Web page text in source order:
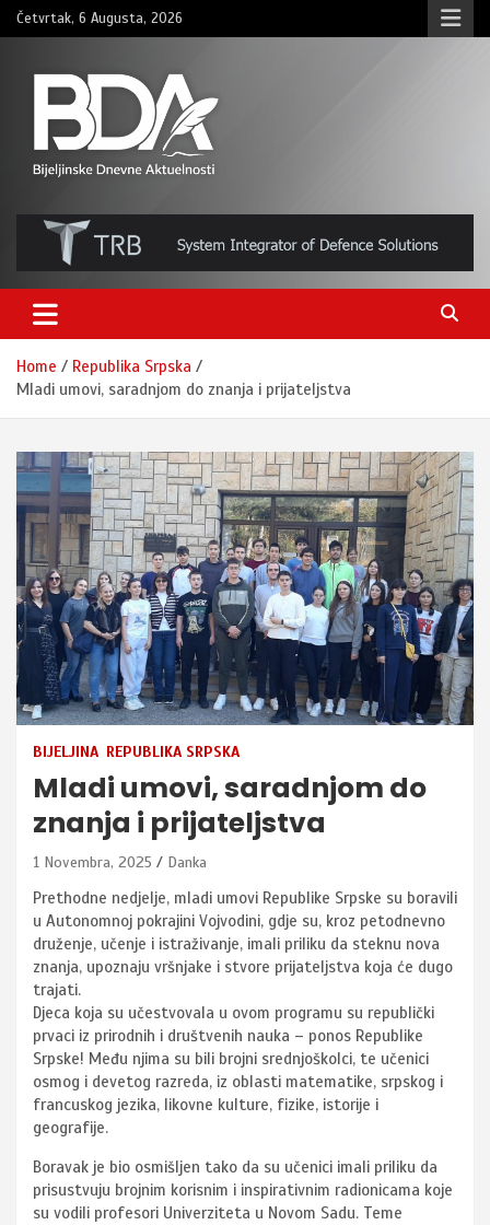
Skip
to
Četvrtak, 6 Augusta, 2026
BNDAN.com
Home
Republika Srpska
Mladi umovi, saradnjom do znanja i prijateljstva
BIJELJINA REPUBLIKA SRPSKA
Mladi umovi, saradnjom do
znanja i prijateljstva
1 Novembra, 2025 Danka
Prethodne nedjelje, mladi umovi Republike Srpske su boravili
u Autonomnoj pokrajini Vojvodini, gdje su, kroz petodnevno
druženje, učenje i istraživanje, imali priliku da steknu nova
znanja, upoznaju vršnjake i stvore prijateljstva koja će dugo
trajati.
Djeca koja su učestvovala u ovom programu su republički
prvaci iz prirodnih i društvenih nauka – ponos Republike
Srpske! Među njima su bili brojni srednjoškolci, te učenici
osmog i devetog razreda, iz oblasti matematike, srpskog i
francuskog jezika, likovne kulture, fizike, istorije i
geografije.
Boravak je bio osmišljen tako da su učenici imali priliku da
prisustvuju brojnim korisnim i inspirativnim radionicama koje
su vodili profesori Univerziteta u Novom Sadu. Teme